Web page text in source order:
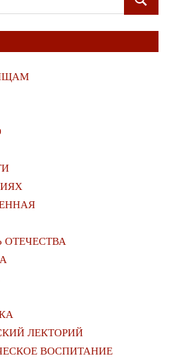
ПОИСК
ОТЕЧЕСТВА
ЛЕКТОРИЙ
ВОСПИТАНИЕ